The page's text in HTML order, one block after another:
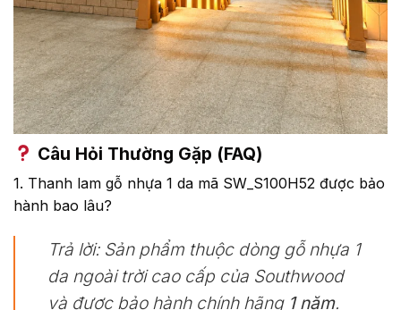
Câu Hỏi Thường Gặp (FAQ)
1. Thanh lam gỗ nhựa 1 da mã SW_S100H52 được bảo
hành bao lâu?
Trả lời:Sản phẩm thuộc dòng gỗ nhựa 1
da ngoài trời cao cấp của Southwood
và được bảo hành chính hãng 1 năm.